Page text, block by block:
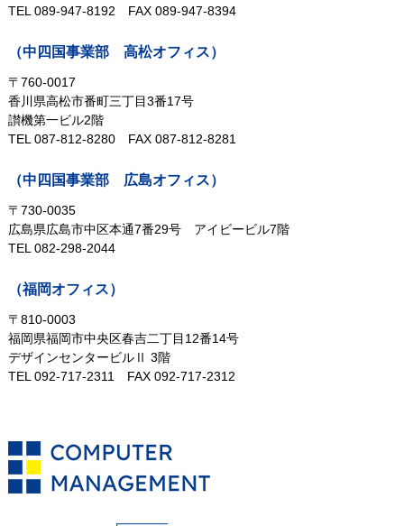
TEL 089-947-8192 FAX 089-947-8394
（中四国事業部 高松オフィス）
〒760-0017
香川県高松市番町三丁目3番17号
讃機第一ビル2階
TEL 087-812-8280 FAX 087-812-8281
（中四国事業部 広島オフィス）
〒730-0035
広島県広島市中区本通7番29号 アイビービル7階
TEL 082-298-2044
（福岡オフィス）
〒810-0003
福岡県福岡市中央区春吉二丁目12番14号
デザインセンタービルⅡ 3階
TEL 092-717-2311 FAX 092-717-2312